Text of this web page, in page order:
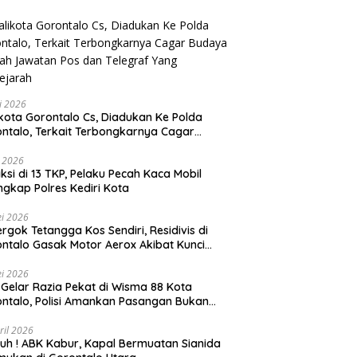
2026
Cs, Diadukan Ke Polda
Terkait Terbongkarnya Cagar
2026
di 13 TKP, Pelaku Pecah Kaca Mobil
Polres Kediri Kota
2026
Tetangga Kos Sendiri, Residivis di
Gasak Motor Aerox Akibat Kunci
2026
Gelar Razia Pekat di Wisma 88 Kota
Polisi Amankan Pasangan Bukan
2026
! ABK Kabur, Kapal Bermuatan Sianida